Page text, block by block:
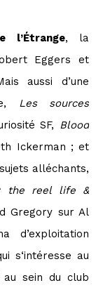
l’Étrange, la
Eggers et
aussi d’une
Les sources
SF, Blood
Ickerman ; et
alléchants,
the reel life &
Gregory sur Al
d’exploitation
s‘intéresse au
sein du club